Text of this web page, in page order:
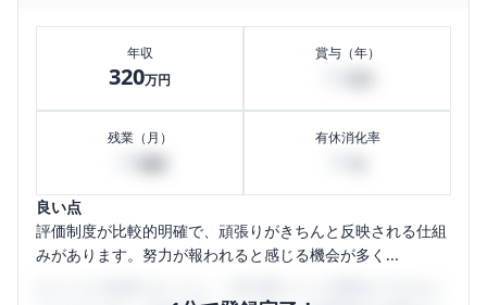
年収
320万円
賞与（年）
残業（月） 有休消化率
良い点
評価制度が比較的明確で、頑張りがきちんと反映される仕組
みがあります。努力が報われると感じる機会が多く...